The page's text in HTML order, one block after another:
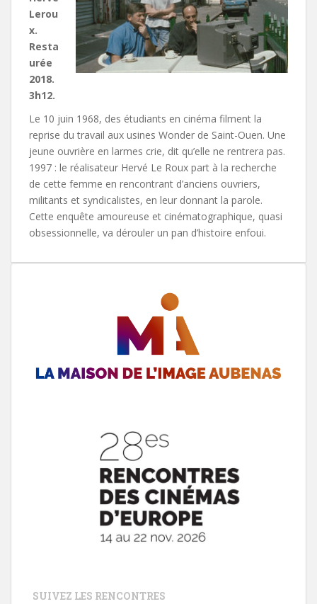
Lerou
x.
Resta
urée
2018.
3h12.
Le 10 juin 1968, des étudiants en cinéma filment la
reprise du travail aux usines Wonder de Saint-Ouen. Une
jeune ouvrière en larmes crie, dit qu’elle ne rentrera pas.
1997 : le réalisateur Hervé Le Roux part à la recherche
de cette femme en rencontrant d’anciens ouvriers,
militants et syndicalistes, en leur donnant la parole.
Cette enquête amoureuse et cinématographique, quasi
obsessionnelle, va dérouler un pan d’histoire enfoui.
SUIVEZ LES RENCONTRES